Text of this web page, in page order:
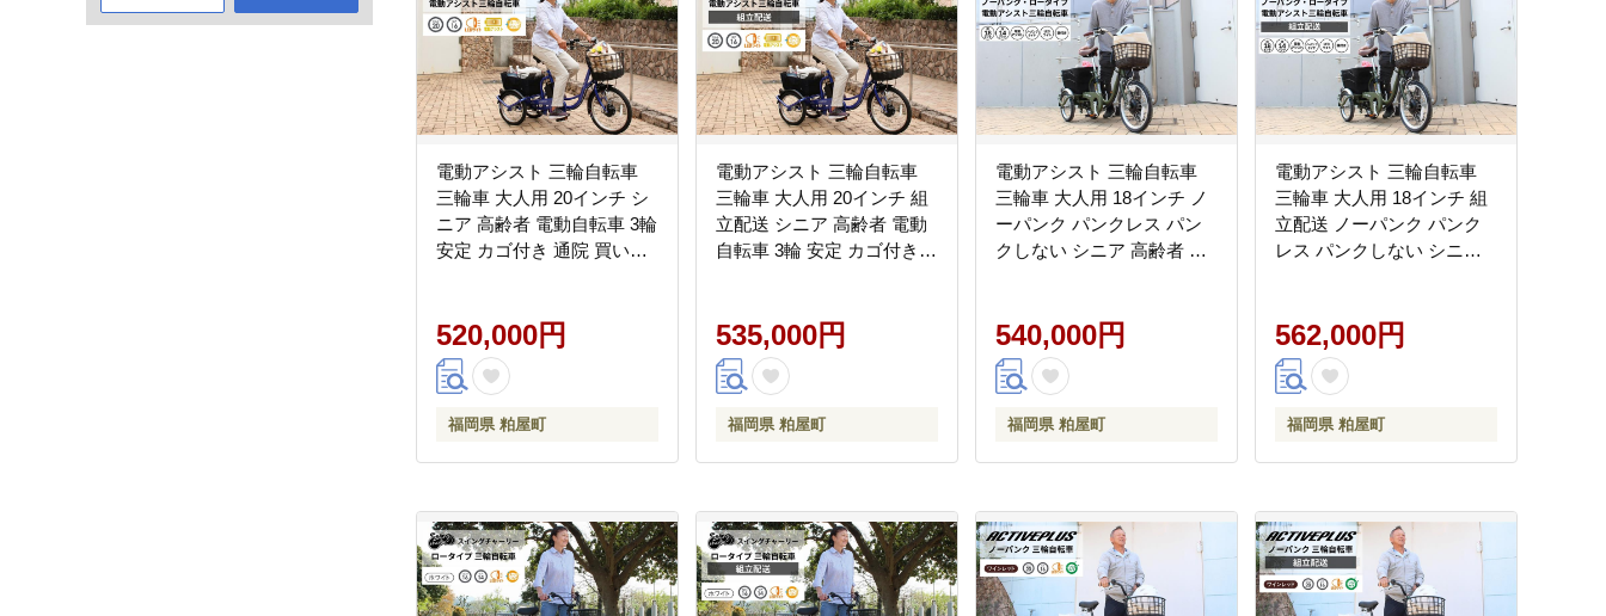
電動アシスト 三輪自転車
三輪車 大人用 20インチ シ
ニア 高齢者 電動自転車 3輪
安定 カゴ付き 通院 買い物
ミムゴ イーパートン
BEPN20SB 福岡県 粕屋町
CC005
520,000円
福岡県 粕屋町
電動アシスト 三輪自転車
三輪車 大人用 20インチ 組
立配送 シニア 高齢者 電動
自転車 3輪 安定 カゴ付き
気 安心 安全 ミムゴ イーパ
ートン BEPN20SB 福岡県
粕屋町 CC006
535,000円
福岡県 粕屋町
電動アシスト 三輪自転車
三輪車 大人用 18インチ ノ
ーパンク パンクレス パン
クしない シニア 高齢者 カ
フト 免許返納 プレゼント
人気 安心 安全 ミムゴ イー
パートンプラス
CC007
540,000円
福岡県 粕屋町
電動アシスト 三輪自転車
三輪車 大人用 18インチ 組
立配送 ノーパンク パンク
レス パンクしない シニア
買い物 ギフト プレゼント
人気 安心 安全 ミムゴ イー
パートンプラス
CC008
562,000円
福岡県 粕屋町